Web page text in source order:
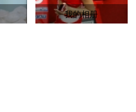
我的相册